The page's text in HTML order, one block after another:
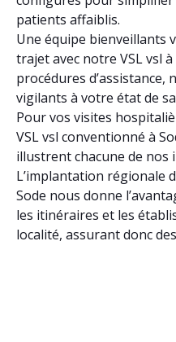
patients affaiblis.
Une équipe bienveillants
trajet avec notre VSL vsl
procédures
vigilants à votre état de
Pour vos visites
VSL vsl conventionné à
illustrent chacune de nos
L’implantation régionale
Sode nous donne
les itinéraires et les
localité, assurant donc